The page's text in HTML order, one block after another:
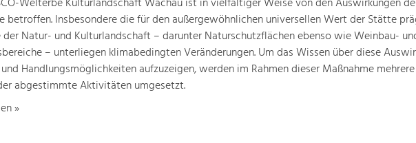
betroffen. Insbesondere die für den außergewöhnlichen universellen Wert der Stätte
der Natur- und Kulturlandschaft – darunter Naturschutzflächen ebenso wie Weinbau-
– unterliegen klimabedingten Veränderungen. Um das Wissen über diese
Handlungsmöglichkeiten aufzuzeigen, werden im Rahmen dieser Maßnahme mehrere
abgestimmte Aktivitäten umgesetzt.
»